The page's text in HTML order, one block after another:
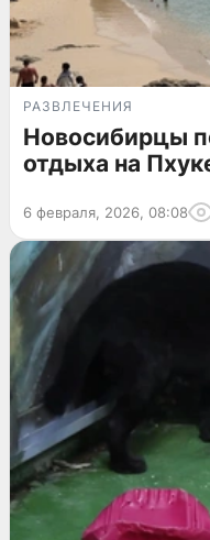
РАЗВЛЕЧЕНИЯ
Новосибирцы
отдыха на
6 февраля, 2026, 08:08